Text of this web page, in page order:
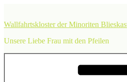
springen
Wallfahrtskloster der Minoriten
Unsere Liebe Frau mit den Pfeilen